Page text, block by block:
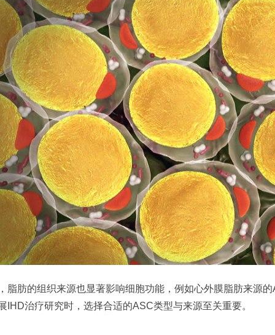
脂肪的组织来源也显著影响细胞功能，例如心外膜脂肪来源
IHD治疗研究时，选择合适的ASC类型与来源至关重要。